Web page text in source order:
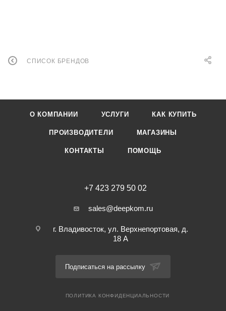
СПИСОК БРЕНДОВ
О КОМПАНИИ УСЛУГИ КАК КУПИТЬ
ПРОИЗВОДИТЕЛИ МАГАЗИНЫ
КОНТАКТЫ ПОМОЩЬ
+7 423 279 50 02
sales@deepkom.ru
г. Владивосток, ул. Верхнепортовая, д.
18 А
Подписаться на рассылку
ПОЛИТИКА КОНФИДЕНЦИАЛЬНОСТИ